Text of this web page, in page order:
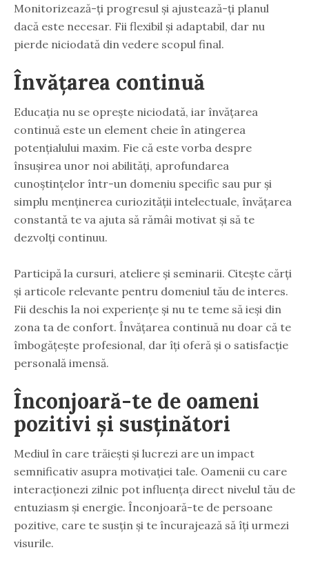
Monitorizează-ți progresul și ajustează-ți planul
dacă este necesar. Fii flexibil și adaptabil, dar nu
pierde niciodată din vedere scopul final.
Învățarea continuă
Educația nu se oprește niciodată, iar învățarea
continuă este un element cheie în atingerea
potențialului maxim. Fie că este vorba despre
însușirea unor noi abilități, aprofundarea
cunoștințelor într-un domeniu specific sau pur și
simplu menținerea curiozității intelectuale, învățarea
constantă te va ajuta să rămâi motivat și să te
dezvolți continuu.
Participă la cursuri, ateliere și seminarii. Citește cărți
și articole relevante pentru domeniul tău de interes.
Fii deschis la noi experiențe și nu te teme să ieși din
zona ta de confort. Învățarea continuă nu doar că te
îmbogățește profesional, dar îți oferă și o satisfacție
personală imensă.
Înconjoară-te de oameni
pozitivi și susținători
Mediul în care trăiești și lucrezi are un impact
semnificativ asupra motivației tale. Oamenii cu care
interacționezi zilnic pot influența direct nivelul tău de
entuziasm și energie. Înconjoară-te de persoane
pozitive, care te susțin și te încurajează să îți urmezi
visurile.